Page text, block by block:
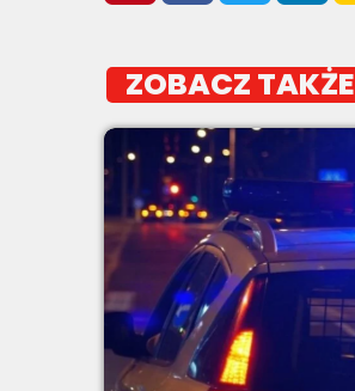
ZOBACZ TAKŻE